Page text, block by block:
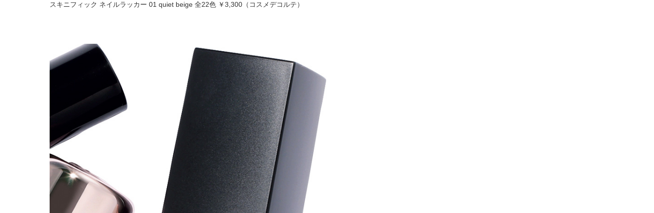
スキニフィック ネイルラッカー 01 quiet beige 全22色 ￥3,300（コスメデコルテ）